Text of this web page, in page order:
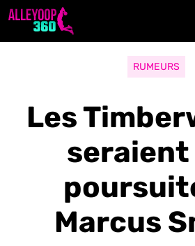
Aller
RUMEURS
Les
seraient
Marcus